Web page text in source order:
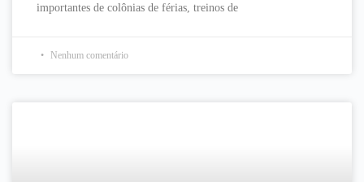
importantes de colônias de férias, treinos de
Nenhum comentário